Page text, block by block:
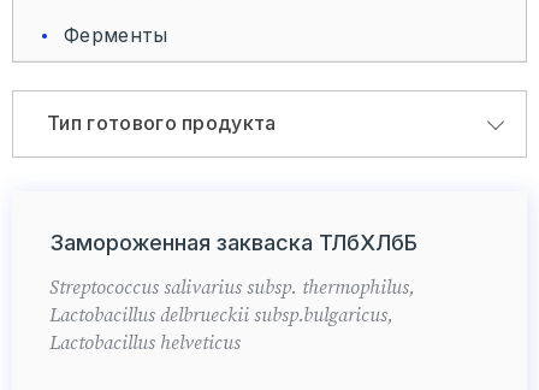
Ферменты
Тип готового продукта
Твердые/полутвердые
Замороженная закваска ТЛбХЛбБ
Streptococcus salivarius subsp. thermophilus,
Lactobacillus delbrueckii subsp.bulgaricus,
Lactobacillus helveticus